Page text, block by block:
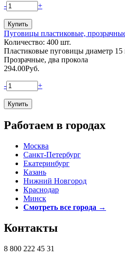
- +
Пуговицы пластиковые,
Количество: 400 шт.
Пластиковые пуговицы диаметр
Прозрачные, два прокола
294.00Руб.
- +
Работаем в городах
Москва
Санкт-Петербург
Екатеринбург
Казань
Нижний Новгород
Краснодар
Минск
Смотреть все города →
Контакты
8 800 222 45 31